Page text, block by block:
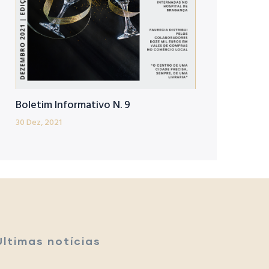
Boletim Informativo N. 9
30 Dez, 2021
notícias